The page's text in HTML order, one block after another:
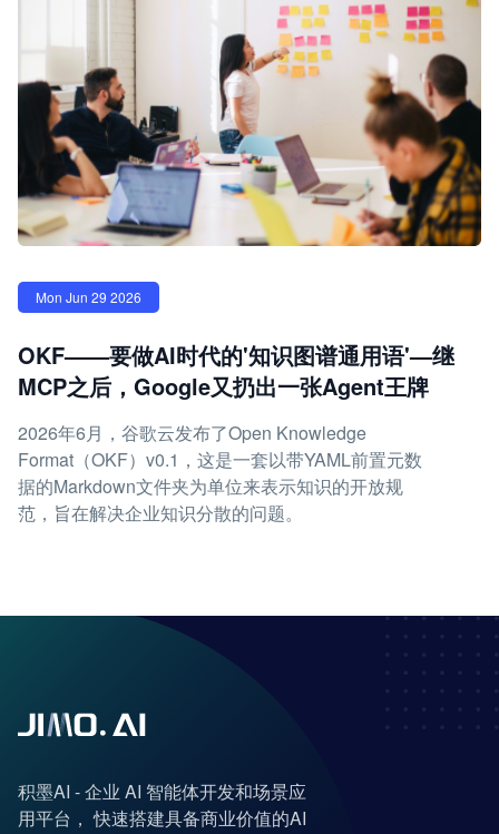
Mon Jun 29 2026
OKF——要做AI时代的'知识图谱通用语'—继
MCP之后，Google又扔出一张Agent王牌
2026年6月，谷歌云发布了Open Knowledge
Format（OKF）v0.1，这是一套以带YAML前置元数
据的Markdown文件夹为单位来表示知识的开放规
范，旨在解决企业知识分散的问题。
积墨AI - 企业 AI 智能体开发和场景应
用平台， 快速搭建具备商业价值的AI